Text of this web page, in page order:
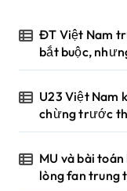
ĐT Việt Nam
bắt buộc,
U23 Việt Nam
chừng trước
MU và bài
lòng fan trung